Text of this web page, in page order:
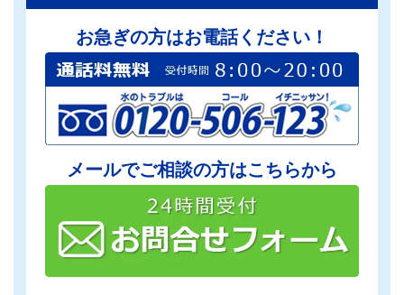
お急ぎの方はお電話ください！
メールでご相談の方はこちらから